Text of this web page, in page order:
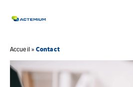
Accueil»Contact